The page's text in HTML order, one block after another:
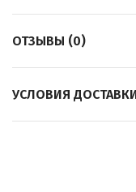
ОТЗЫВЫ (0)
УСЛОВИЯ